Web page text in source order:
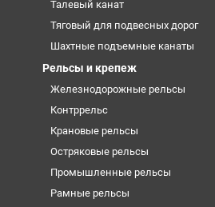
Талевый канат
Тяговый для подвесных дорог
Шахтные подъемные канаты
Рельсы и крепеж
Железнодорожные рельсы
Контррельс
Крановые рельсы
Остряковые рельсы
Промышленные рельсы
Рамные рельсы